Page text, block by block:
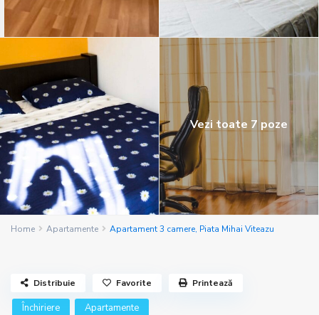
Vezi toate 7 poze
Home Apartamente Apartament 3 camere, Piata Mihai Viteazu
Închiriere Apartamente
Distribuie Favorite Printează